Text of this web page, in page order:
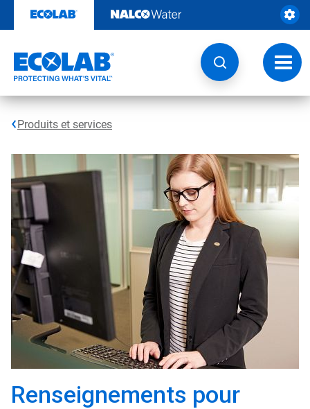
contenu​​​​​​​
à
Produits et services
Renseignements pour